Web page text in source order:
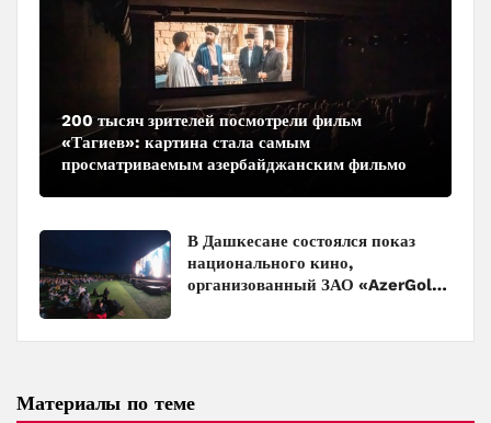
200 тысяч зрителей посмотрели фильм
«Тагиев»: картина стала самым
просматриваемым азербайджанским фильмом
В Дашкесане состоялся показ
национального кино,
организованный ЗАО «AzerGold»
Материалы по теме